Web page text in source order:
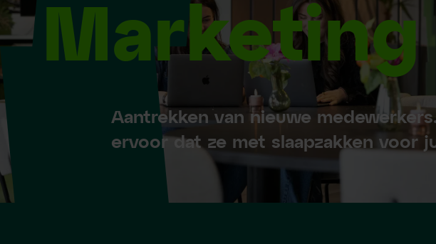
Marketing
Aantrekken van nieuwe
ervoor dat ze met slaapzakken voor